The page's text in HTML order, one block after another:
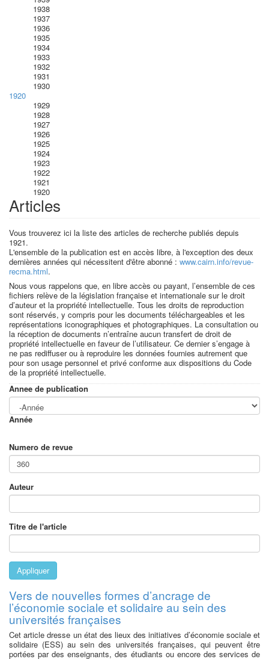
1938
1937
1936
1935
1934
1933
1932
1931
1930
1920
1929
1928
1927
1926
1925
1924
1923
1922
1921
1920
Articles
Vous trouverez ici la liste des articles de recherche publiés depuis
1921.
L'ensemble de la publication est en accès libre, à l'exception des deux
dernières années qui nécessitent d'être abonné : www.cairn.info/revue-
recma.html.
Nous vous rappelons que, en libre accès ou payant, l’ensemble de ces
fichiers relève de la législation française et internationale sur le droit
d’auteur et la propriété intellectuelle. Tous les droits de reproduction
sont réservés, y compris pour les documents téléchargeables et les
représentations iconographiques et photographiques. La consultation ou
la réception de documents n’entraîne aucun transfert de droit de
propriété intellectuelle en faveur de l’utilisateur. Ce dernier s’engage à
ne pas rediffuser ou à reproduire les données fournies autrement que
pour son usage personnel et privé conforme aux dispositions du Code
de la propriété intellectuelle.
Annee de publication
Année
Numero de revue
Auteur
Titre de l'article
Appliquer
Vers de nouvelles formes d’ancrage de
l’économie sociale et solidaire au sein des
universités françaises
Cet article dresse un état des lieux des initiatives d’économie sociale et
solidaire (ESS) au sein des universités françaises, qui peuvent être
portées par des enseignants, des étudiants ou encore des services de